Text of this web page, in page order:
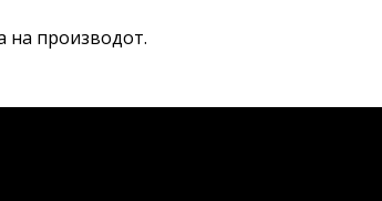
на производот.